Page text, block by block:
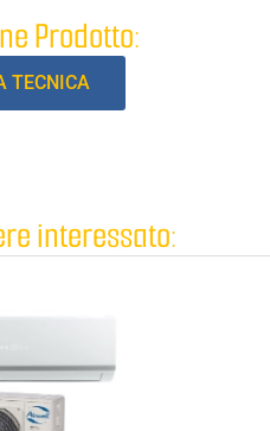
Prodotto:
TECNICA
interessato: